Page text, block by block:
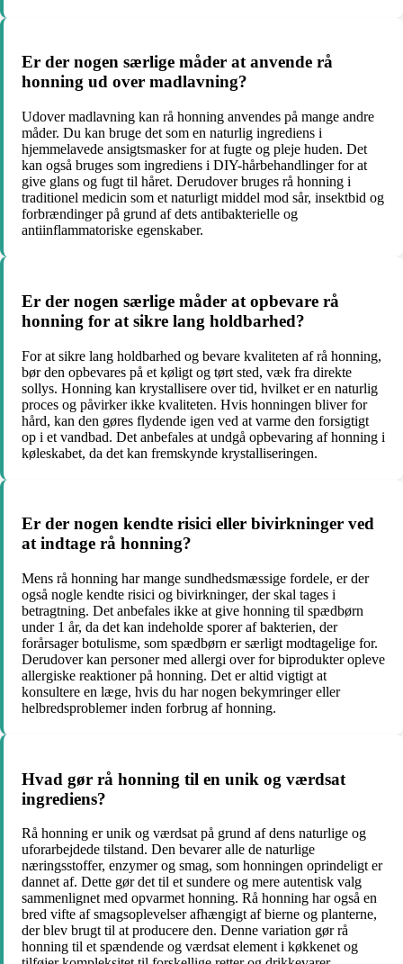
Er der nogen særlige måder at anvende rå
honning ud over madlavning?
Udover madlavning kan rå honning anvendes på mange andre
måder. Du kan bruge det som en naturlig ingrediens i
hjemmelavede ansigtsmasker for at fugte og pleje huden. Det
kan også bruges som ingrediens i DIY-hårbehandlinger for at
give glans og fugt til håret. Derudover bruges rå honning i
traditionel medicin som et naturligt middel mod sår, insektbid og
forbrændinger på grund af dets antibakterielle og
antiinflammatoriske egenskaber.
Er der nogen særlige måder at opbevare rå
honning for at sikre lang holdbarhed?
For at sikre lang holdbarhed og bevare kvaliteten af rå honning,
bør den opbevares på et køligt og tørt sted, væk fra direkte
sollys. Honning kan krystallisere over tid, hvilket er en naturlig
proces og påvirker ikke kvaliteten. Hvis honningen bliver for
hård, kan den gøres flydende igen ved at varme den forsigtigt
op i et vandbad. Det anbefales at undgå opbevaring af honning i
køleskabet, da det kan fremskynde krystalliseringen.
Er der nogen kendte risici eller bivirkninger ved
at indtage rå honning?
Mens rå honning har mange sundhedsmæssige fordele, er der
også nogle kendte risici og bivirkninger, der skal tages i
betragtning. Det anbefales ikke at give honning til spædbørn
under 1 år, da det kan indeholde sporer af bakterien, der
forårsager botulisme, som spædbørn er særligt modtagelige for.
Derudover kan personer med allergi over for biprodukter opleve
allergiske reaktioner på honning. Det er altid vigtigt at
konsultere en læge, hvis du har nogen bekymringer eller
helbredsproblemer inden forbrug af honning.
Hvad gør rå honning til en unik og værdsat
ingrediens?
Rå honning er unik og værdsat på grund af dens naturlige og
uforarbejdede tilstand. Den bevarer alle de naturlige
næringsstoffer, enzymer og smag, som honningen oprindeligt er
dannet af. Dette gør det til et sundere og mere autentisk valg
sammenlignet med opvarmet honning. Rå honning har også en
bred vifte af smagsoplevelser afhængigt af bierne og planterne,
der blev brugt til at producere den. Denne variation gør rå
honning til et spændende og værdsat element i køkkenet og